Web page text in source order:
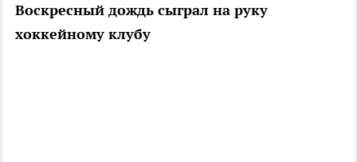
Воскресный дождь сыграл на руку
хоккейному клубу